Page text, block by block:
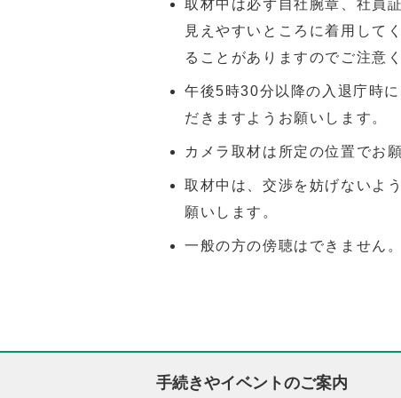
取材中は必ず自社腕章、社員
見えやすいところに着用して
ることがありますのでご注意
午後5時30分以降の入退庁時
だきますようお願いします。
カメラ取材は所定の位置でお
取材中は、交渉を妨げないよ
願いします。
一般の方の傍聴はできません。
手続きやイベントのご案内